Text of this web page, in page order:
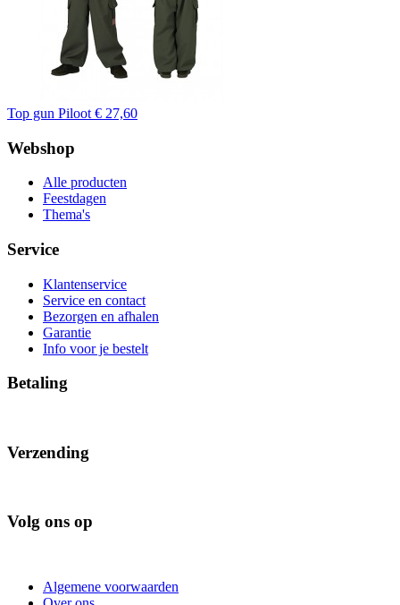
Top gun Piloot € 27,60
Webshop
Alle producten
Feestdagen
Thema's
Service
Klantenservice
Service en contact
Bezorgen en afhalen
Garantie
Info voor je bestelt
Betaling
Verzending
Volg ons op
Algemene voorwaarden